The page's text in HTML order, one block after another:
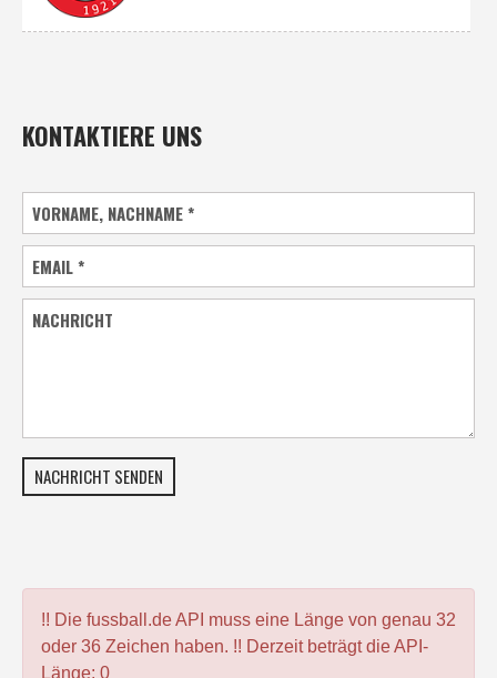
KONTAKTIERE UNS
VORNAME, NACHNAME*
EMAIL*
NACHRICHT
NACHRICHT SENDEN
!! Die fussball.de API muss eine Länge von genau 32
oder 36 Zeichen haben. !! Derzeit beträgt die API-
Länge: 0